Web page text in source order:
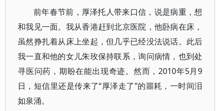
前年春节前，厚泽托人带来口信，说是病重，想
和我见一面。我从香港赶到北京医院，他卧病在床，
虽然挣扎着从床上坐起，但几乎已经没法说话。此后
我一直和他的女儿朱玫保持联系，询问病情，也到处
寻医问药，期盼在能出现奇迹。然而，2010年5月9
日，短信里还是传来了“厚泽走了”的噩耗，一时间泪
如泉涌。